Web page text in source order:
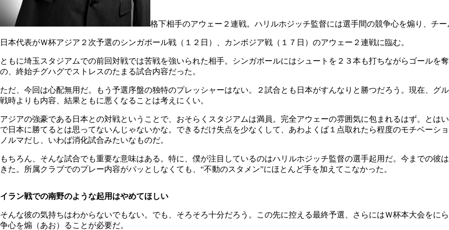
格下相手のアウェー２連戦。ハリルホジッチ監督には選手間の競争心を煽り、チ
日本代表がＷ杯アジア２次予選のシンガポール戦（１２日）、カンボジア戦（１７日）のアウェー２連戦に臨む。
ともに埼玉スタジアムでの前回対戦では苦戦を強いられた相手。シンガポールにはシュートを２３本も打ちながらゴールを
の、終始チグハグでストレスのたまる試合内容だった。
ただ、今回は心配無用だ。もう予選序盤の独特のプレッシャーはない。２試合とも日本がすんなりと勝つだろう。現在、グ
戦時よりも内容、結果ともに悪くなることは考えにくい。
アジアの強豪である日本との対戦ということで、おそらくスタジアムは満員。完全アウェーの雰囲気に包まれるはず。とは
で日本に勝てるとは思ってないんじゃないかな。できるだけ失点を少なくして、あわよくば１点取れたら程度のモチベーシ
ノルマだし、いわば消化試合みたいなものだ。
もちろん、そんな試合でも重要な意味はある。特に、僕が注目しているのはハリルホジッチ監督の選手起用だ。今までの彼
きた。所属クラブでのプレー内容がパッとしなくても、“不動のスタメン”にほとんど手を加えてこなかった。
イラン戦での南野のような起用はやめてほしい
そんな彼の気持ちはわからないでもない。でも、そろそろ十分だろう。この先に控える最終予選、さらにはＷ杯本大会をに
争心を煽（あお）ることが必要だ。